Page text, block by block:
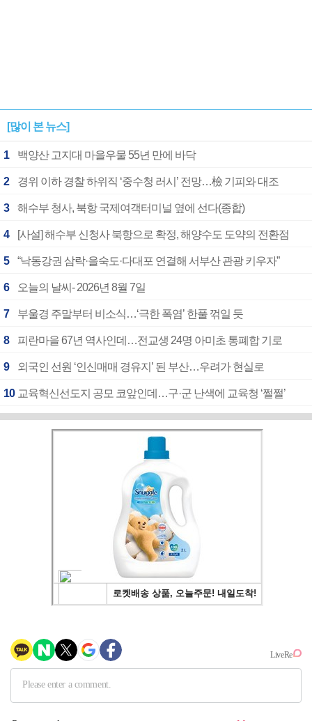
[많이 본 뉴스]
1 백양산 고지대 마을우물 55년 만에 바닥
2 경위 이하 경찰 하위직 ‘중수청 러시’ 전망…檢 기피와 대조
3 해수부 청사, 북항 국제여객터미널 옆에 선다(종합)
4 [사설] 해수부 신청사 북항으로 확정, 해양수도 도약의 전환점
5 “낙동강권 삼락·을숙도·다대포 연결해 서부산 관광 키우자”
6 오늘의 날씨- 2026년 8월 7일
7 부울경 주말부터 비소식…‘극한 폭염’ 한풀 꺾일 듯
8 피란마을 67년 역사인데…전교생 24명 아미초 통폐합 기로
9 외국인 선원 ‘인신매매 경유지’ 된 부산…우려가 현실로
10 교육혁신선도지 공모 코앞인데…구·군 난색에 교육청 ‘쩔쩔’